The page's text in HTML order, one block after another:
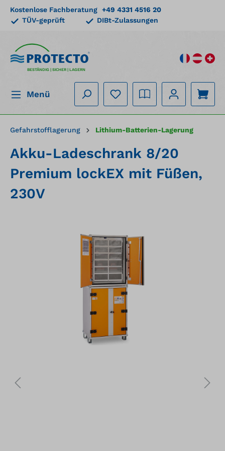
springen
Kostenlose Fachberatung +49 4331 4516 20
TÜV-geprüft
DIBt-Zulassungen
BESTÄNDIG | SICHER | LAGERN
Menü
Gefahrstofflagerung Lithium-Batterien-Lagerung
Akku-Ladeschrank 8/20
Premium lockEX mit Füßen,
230V
Bildergalerie überspringen